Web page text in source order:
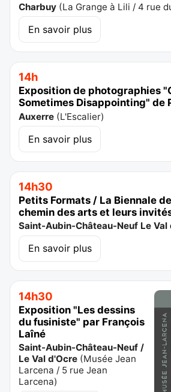
Charbuy (La Grange à Lili / 4 rue
En savoir plus
14h
Exposition de photographies
Sometimes Disappointing" de
Auxerre (L'Escalier)
En savoir plus
14h30
Petits Formats / La Biennale
chemin des arts et leurs
Saint-Aubin-Château-Neuf Le Val
En savoir plus
14h30
Exposition "Les dessins
du fusiniste" par François
Laîné
Saint-Aubin-Château-Neuf /
Le Val d'Ocre (Musée Jean
Larcena / 5 rue Jean
Larcena)